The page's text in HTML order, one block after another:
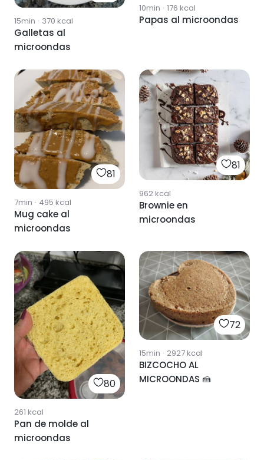
15min · 370 kcal
Galletas al
microondas
10min · 176 kcal
Papas al microondas
81
7min · 495 kcal
Mug cake al
microondas
81
962kcal
Brownie en
microondas
80
261 kcal
Pan de molde al
microondas
72
15min · 2927kcal
BIZCOCHO AL
MICROONDAS 🍰